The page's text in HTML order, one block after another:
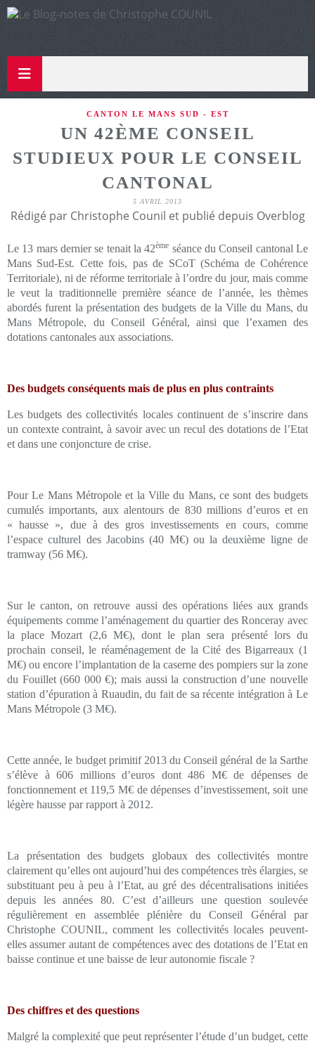
CANTON LE MANS SUD - EST
UN 42ÈME CONSEIL
STUDIEUX POUR LE CONSEIL
CANTONAL
5 AVRIL 2013
Rédigé par Christophe Counil et publié depuis Overblog
Le 13 mars dernier se tenait la 42ème séance du Conseil cantonal Le
Mans Sud-Est. Cette fois, pas de SCoT (Schéma de Cohérence
Territoriale), ni de réforme territoriale à l’ordre du jour, mais comme
le veut la traditionnelle première séance de l’année, les thèmes
abordés furent la présentation des budgets de la Ville du Mans, du
Mans Métropole, du Conseil Général, ainsi que l’examen des
dotations cantonales aux associations.
Des budgets conséquents mais de plus en plus contraints
Les budgets des collectivités locales continuent de s’inscrire dans
un contexte contraint, à savoir avec un recul des dotations de l’Etat
et dans une conjoncture de crise.
Pour Le Mans Métropole et la Ville du Mans, ce sont des budgets
cumulés importants, aux alentours de 830 millions d’euros et en
« hausse », due à des gros investissements en cours, comme
l’espace culturel des Jacobins (40 M€) ou la deuxième ligne de
tramway (56 M€).
Sur le canton, on retrouve aussi des opérations liées aux grands
équipements comme l’aménagement du quartier des Ronceray avec
la place Mozart (2,6 M€), dont le plan sera présenté lors du
prochain conseil, le réaménagement de la Cité des Bigarreaux (1
M€) ou encore l’implantation de la caserne des pompiers sur la zone
du Fouillet (660 000 €); mais aussi la construction d’une nouvelle
station d’épuration à Ruaudin, du fait de sa récente intégration à Le
Mans Métropole (3 M€).
Cette année, le budget primitif 2013 du Conseil général de la Sarthe
s’élève à 606 millions d’euros dont 486 M€ de dépenses de
fonctionnement et 119,5 M€ de dépenses d’investissement, soit une
légère hausse par rapport à 2012.
La présentation des budgets globaux des collectivités montre
clairement qu’elles ont aujourd’hui des compétences très élargies, se
substituant peu à peu à l’Etat, au gré des décentralisations initiées
depuis les années 80. C’est d’ailleurs une question soulevée
régulièrement en assemblée plénière du Conseil Général par
Christophe COUNIL, comment les collectivités locales peuvent-
elles assumer autant de compétences avec des dotations de l’Etat en
baisse continue et une baisse de leur autonomie fiscale ?
Des chiffres et des questions
Malgré la complexité que peut représenter l’étude d’un budget, cette